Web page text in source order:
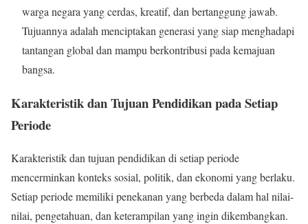
warga negara yang cerdas, kreatif, dan bertanggung jawab.
Tujuannya adalah menciptakan generasi yang siap menghadapi
tantangan global dan mampu berkontribusi pada kemajuan
bangsa.
Karakteristik dan Tujuan Pendidikan pada Setiap
Periode
Karakteristik dan tujuan pendidikan di setiap periode
mencerminkan konteks sosial, politik, dan ekonomi yang berlaku.
Setiap periode memiliki penekanan yang berbeda dalam hal nilai-
nilai, pengetahuan, dan keterampilan yang ingin dikembangkan.